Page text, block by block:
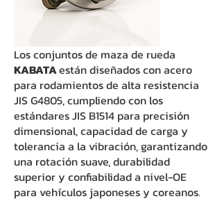
Los conjuntos de maza de rueda
KABATAestán diseñados con acero
para rodamientos de alta resistencia
JIS G4805, cumpliendo con los
estándares JIS B1514 para precisión
dimensional, capacidad de carga y
tolerancia a la vibración, garantizando
una rotación suave, durabilidad
superior y confiabilidad a nivel-OE
para vehículos japoneses y coreanos.